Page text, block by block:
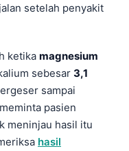
setelah penyakit
ketika magnesium
sebesar 3,1
sampai
pasien
meninjau hasil itu
hasil